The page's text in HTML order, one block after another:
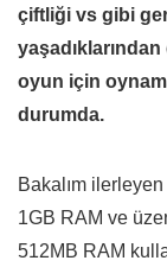
çiftliği vs gibi
oyun için
durumda.
Bakalım
1GB RAM ve
512MB RAM